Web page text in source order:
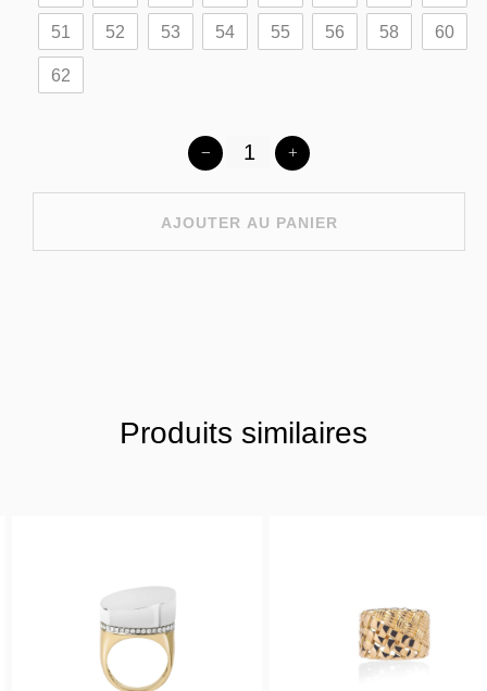
51 52 53 54 55 56 58 60
62
AJOUTER AU PANIER
Produits similaires